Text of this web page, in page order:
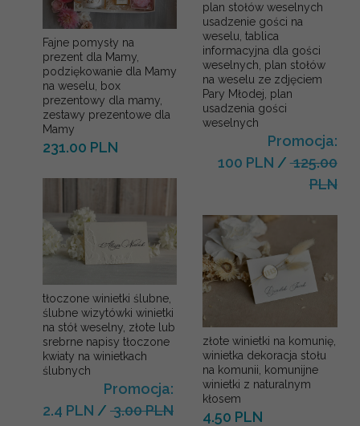
Fajne pomysły na
prezent dla Mamy,
podziękowanie dla Mamy
na weselu, box
prezentowy dla mamy,
zestawy prezentowe dla
Mamy
231.00 PLN
tłoczone winietki ślubne,
ślubne wizytówki winietki
na stół weselny, złote lub
srebrne napisy tłoczone
kwiaty na winietkach
ślubnych
Promocja:
2.4 PLN / 3.00 PLN
plan stołów weselnych
usadzenie gości na
weselu, tablica
informacyjna dla gości
weselnych, plan stołów
na weselu ze zdjęciem
Pary Młodej, plan
usadzenia gości
weselnych
Promocja:
100 PLN /125.00
PLN
złote winietki na komunię,
winietka dekoracja stołu
na komunii, komunijne
winietki z naturalnym
kłosem
4.50 PLN